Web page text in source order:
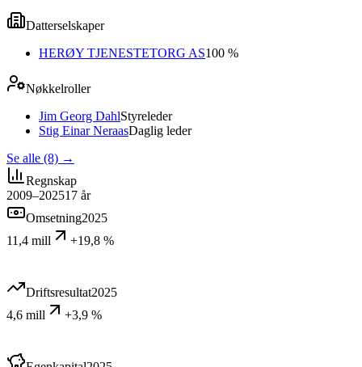
Datterselskaper
HERØY TJENESTETORG AS100 %
Nøkkelroller
Jim Georg DahlStyreleder
Stig Einar NeraasDaglig leder
Se alle (8) →
Regnskap
2009–202517 år
Omsetning2025
11,4 mill
+19,8 %
Driftsresultat2025
4,6 mill
+3,9 %